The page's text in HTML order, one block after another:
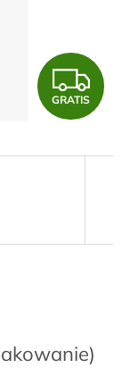
G
R
A
GRATIS